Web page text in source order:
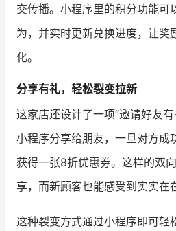
交传播。小程序里的积分功能可
为，并实时更新兑换进度，让奖
化。
分享有礼，轻松裂变拉新
这家店还设计了一项“邀请好友
小程序分享给朋友，一旦对方成
获得一张8折优惠券。这样的双
享，而新顾客也能感受到实实在
这种裂变方式通过小程序即可轻